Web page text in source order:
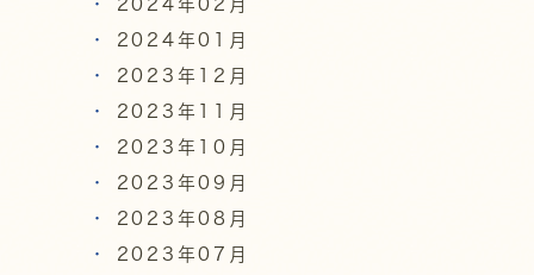
2024年02月
2024年01月
2023年12月
2023年11月
2023年10月
2023年09月
2023年08月
2023年07月